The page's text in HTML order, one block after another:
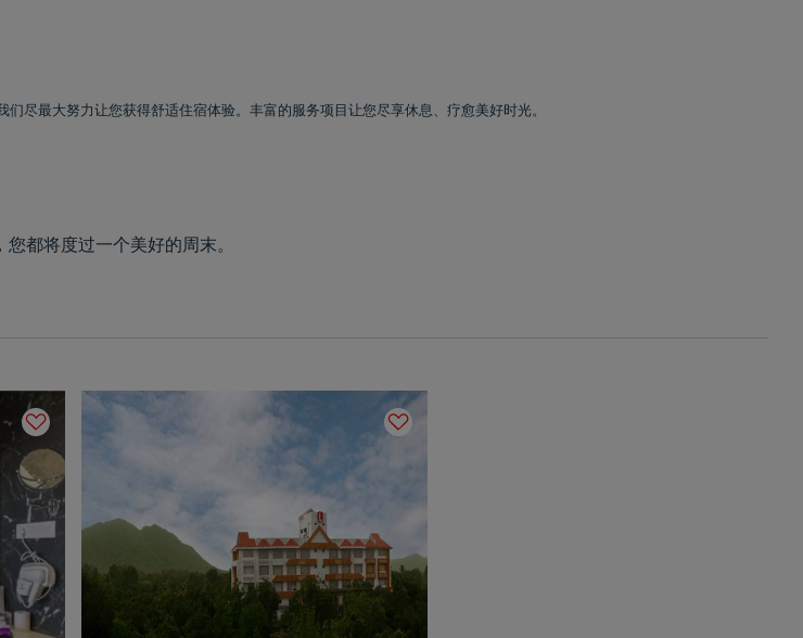
尽最大努力让您获得舒适住宿体验。丰富的服务项目让您尽享休息、疗愈美好时光。
都将度过一个美好的周末。